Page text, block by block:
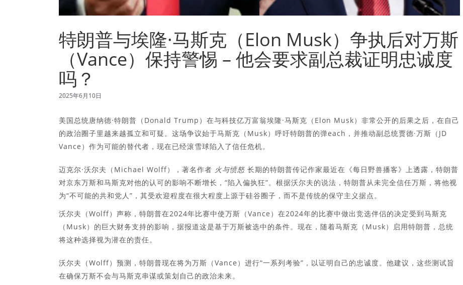
特朗普与埃隆·马斯克（Elon Musk）争执后对万斯
（Vance）保持警惕 – 他会要求副总裁证明忠诚度
吗？
2025年6月10日
美国总统唐纳德·特朗普（Donald Trump）在与科技亿万富翁埃隆·马斯克（Elon Musk）非常公开的后果之后，在自己
的政治圈子里越来越孤立和可疑。这场争议始于马斯克（Musk）呼吁特朗普的弹each，并推动副总统贾德·万斯（JD
Vance）作为可能的替代者，现在已经滚雪球陷入了信任危机。
迈克尔·沃尔夫（Michael Wolff），著名作者 火与愤怒 长期的特朗普传记作家最近在《每日野兽播客》上透露，特朗普
对京东万斯和马斯克对他的认可的影响不断增长，“陷入偏执狂”。根据沃尔夫的说法，特朗普从未完全信任万斯，将他视
为“不可能的共和党人”，其受欢迎程度在很大程度上源于硅谷圈子，而不是传统的保守主义据点。
沃尔夫（Wolff）声称，特朗普在2024年比赛中使万斯（Vance）在2024年的比赛中做出竞选伴侣的决定受到马斯克
（Musk）的巨大财务支持的影响，据报道这是基于万斯被选中的条件。现在，随着马斯克（Musk）启用特朗普，总统
将这种选择视为潜在的责任。
沃尔夫（Wolff）预测，特朗普现在将为万斯（Vance）进行“一系列考验”，以证明自己的忠诚度。他建议，这些测试旨
在确保万斯不会与马斯克串谋或策划自己的政治未来。